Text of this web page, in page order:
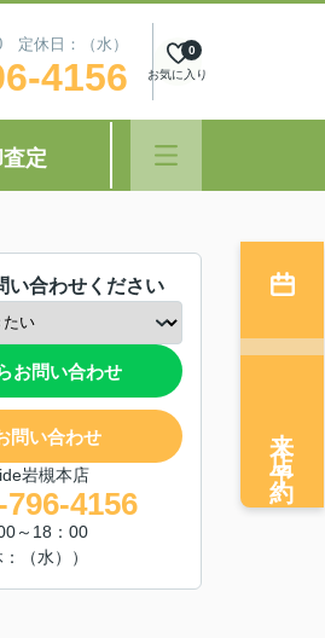
定休日：（水）
4156 お気に入り
0
定
い合わせください
お問い合わせ
問い合わせ
岩槻本店
796-4156
～18：00
：（水））
来店予約